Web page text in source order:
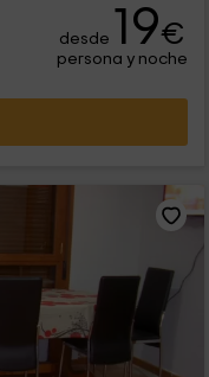
desde 19€
persona y noche